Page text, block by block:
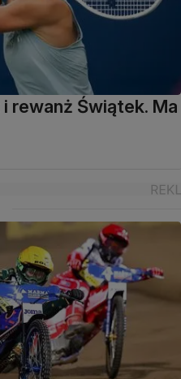
rewanż Świątek. Ma